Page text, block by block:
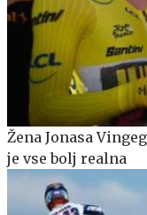
Žena Jonasa
je vse bolj realna